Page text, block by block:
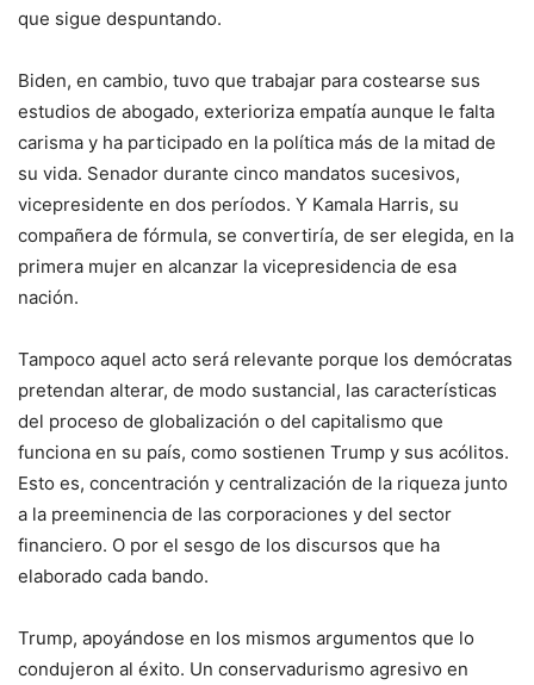
que sigue despuntando.
Biden, en cambio, tuvo que trabajar para costearse sus
estudios de abogado, exterioriza empatía aunque le falta
carisma y ha participado en la política más de la mitad de
su vida. Senador durante cinco mandatos sucesivos,
vicepresidente en dos períodos. Y Kamala Harris, su
compañera de fórmula, se convertiría, de ser elegida, en la
primera mujer en alcanzar la vicepresidencia de esa
nación.
Tampoco aquel acto será relevante porque los demócratas
pretendan alterar, de modo sustancial, las características
del proceso de globalización o del capitalismo que
funciona en su país, como sostienen Trump y sus acólitos.
Esto es, concentración y centralización de la riqueza junto
a la preeminencia de las corporaciones y del sector
financiero. O por el sesgo de los discursos que ha
elaborado cada bando.
Trump, apoyándose en los mismos argumentos que lo
condujeron al éxito. Un conservadurismo agresivo en